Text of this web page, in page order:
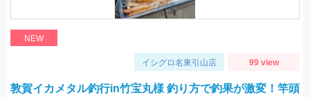
NEW
イシグロ名東引山店 99 view
敦賀イカメタル釣行in竹宝丸様 釣り方で釣果が激変！竿頭